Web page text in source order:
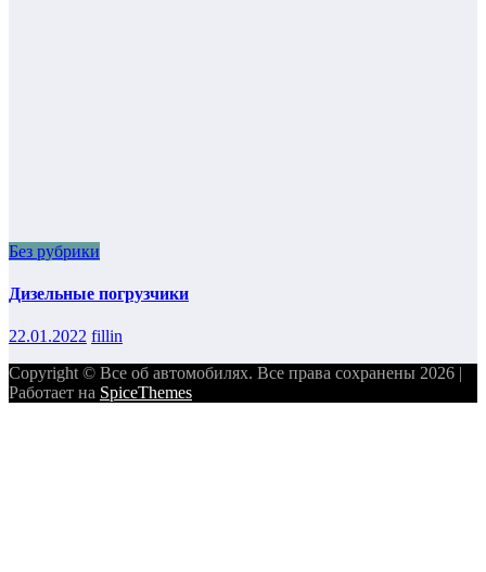
Без рубрики
Дизельные погрузчики
22.01.2022 fillin
Copyright © Все об автомобилях. Все права сохранены 2026 |
Работает на SpiceThemes